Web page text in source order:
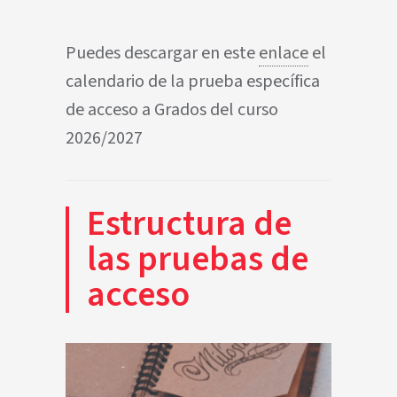
Puedes descargar en esteenlaceel
calendario de la prueba específica
de acceso a Grados del curso
2026/2027
Estructura de
las pruebas de
acceso